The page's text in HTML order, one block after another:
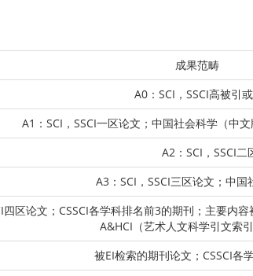
成果范畴
A0：SCI，SSCI高被引
A1：SCI，SSCI一区论文；中国社会科学（中
A2：SCI，SSCI二
A3：SCI，SSCI三区论文；中国
四区论文；CSSCI各学科排名前3的期刊；主要内
A&HCI（艺术人文科学引文索
被EI检索的期刊论文；CSSCI各